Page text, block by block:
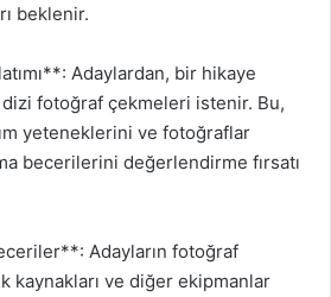
beklenir.
Adaylardan, bir hikaye
dizi fotoğraf çekmeleri istenir. Bu,
yeteneklerini ve fotoğraflar
becerilerini değerlendirme fırsatı
Adayların fotoğraf
kaynakları ve diğer ekipmanlar